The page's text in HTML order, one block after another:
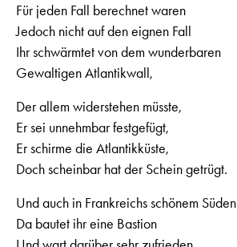
Für jeden Fall berechnet waren
Jedoch nicht auf den eignen Fall
Ihr schwärmtet von dem wunderbaren
Gewaltigen Atlantikwall,
Der allem widerstehen müsste,
Er sei unnehmbar festgefügt,
Er schirme die Atlantikküste,
Doch scheinbar hat der Schein getrügt.
Und auch in Frankreichs schönem Süden
Da bautet ihr eine Bastion